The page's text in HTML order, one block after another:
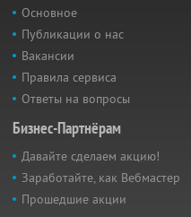
Основное
Публикации о нас
Вакансии
Правила сервиса
Ответы на вопросы
Бизнес-Партнёрам
Давайте сделаем акцию!
Заработайте, как Вебмастер
Прошедшие акции